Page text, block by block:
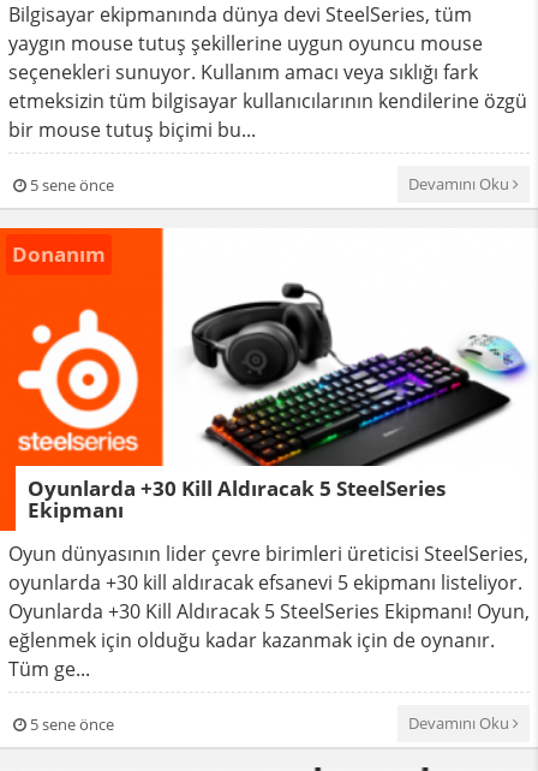
Bilgisayar ekipmanında dünya devi SteelSeries, tüm
yaygın mouse tutuş şekillerine uygun oyuncu mouse
seçenekleri sunuyor. Kullanım amacı veya sıklığı fark
etmeksizin tüm bilgisayar kullanıcılarının kendilerine özgü
bir mouse tutuş biçimi bu...
Devamını Oku
5 sene önce
Oyunlarda +30 Kill Aldıracak 5 SteelSeries
Ekipmanı
Donanım
Oyun dünyasının lider çevre birimleri üreticisi SteelSeries,
oyunlarda +30 kill aldıracak efsanevi 5 ekipmanı listeliyor.
Oyunlarda +30 Kill Aldıracak 5 SteelSeries Ekipmanı! Oyun,
eğlenmek için olduğu kadar kazanmak için de oynanır.
Tüm ge...
Devamını Oku
5 sene önce